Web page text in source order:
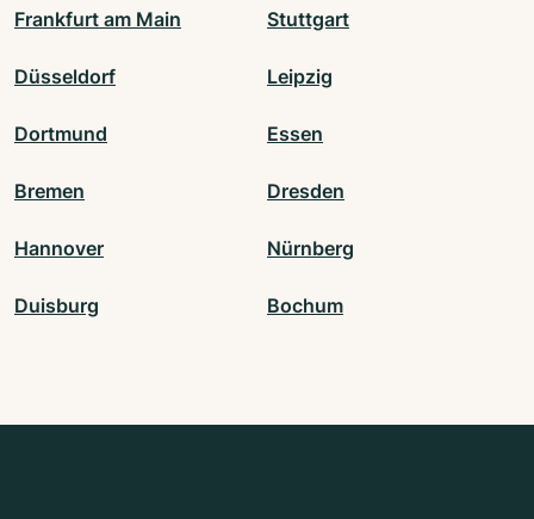
Frankfurt am Main Stuttgart
Düsseldorf Leipzig
Dortmund Essen
Bremen Dresden
Hannover Nürnberg
Duisburg Bochum